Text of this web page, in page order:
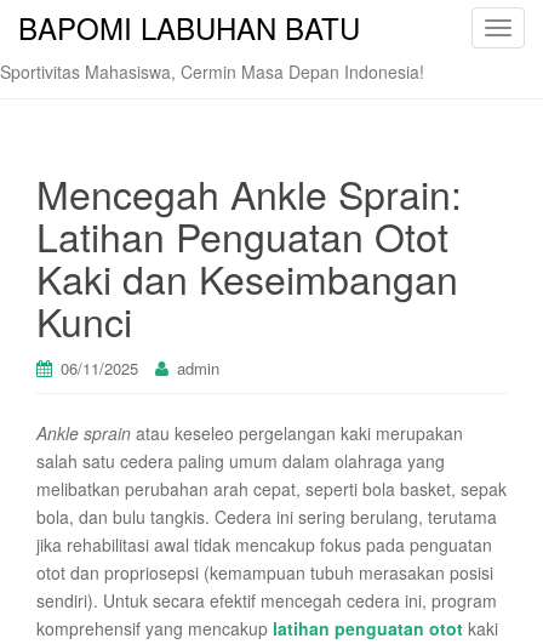
T
BAPOMI LABUHAN BATU
Sportivitas Mahasiswa, Cermin Masa Depan Indonesia!
Mencegah Ankle Sprain:
Latihan Penguatan Otot
Kaki dan Keseimbangan
Kunci
06/11/2025 admin
Ankle sprain atau keseleo pergelangan kaki merupakan
salah satu cedera paling umum dalam olahraga yang
melibatkan perubahan arah cepat, seperti bola basket, sepak
bola, dan bulu tangkis. Cedera ini sering berulang, terutama
jika rehabilitasi awal tidak mencakup fokus pada penguatan
otot dan propriosepsi (kemampuan tubuh merasakan posisi
sendiri). Untuk secara efektif mencegah cedera ini, program
komprehensif yang mencakup latihan penguatan otot kaki